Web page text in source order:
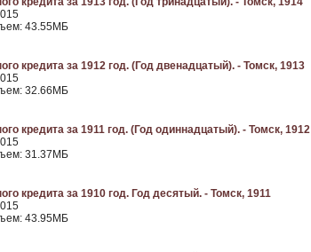
43.55МБ
кредита за 1912 год. (Год двенадцатый). - Томск, 1913
32.66МБ
кредита за 1911 год. (Год одиннадцатый). - Томск, 1912
31.37МБ
кредита за 1910 год. Год десятый. - Томск, 1911
43.95МБ